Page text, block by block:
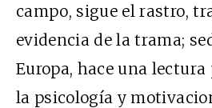
campo, sigue el rastro,
evidencia de la trama;
Europa, hace una
la psicología y